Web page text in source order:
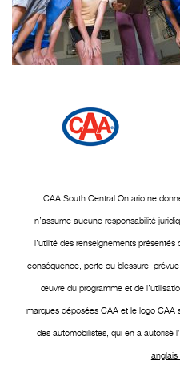
CAA South Central Ontario ne
n’assume aucune responsabilité
l’utilité des renseignements
conséquence, perte ou blessure,
œuvre du programme et de
marques déposées CAA et le logo CAA
des automobilistes, qui en a autorisé
anglais